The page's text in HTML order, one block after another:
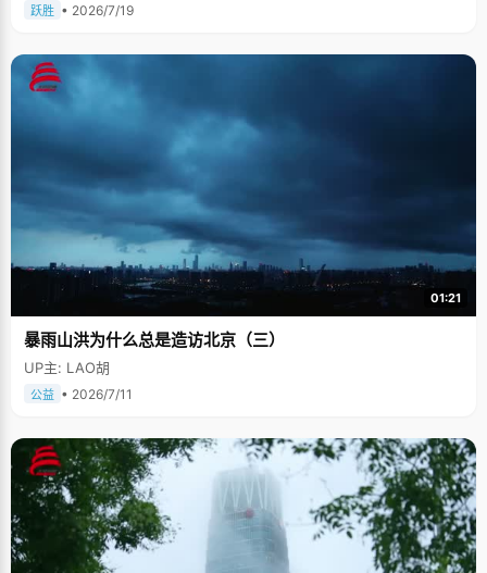
跃胜 • 2026/7/19
01:21
暴雨山洪为什么总是造访北京（三）
UP主: LAO胡
公益 • 2026/7/11